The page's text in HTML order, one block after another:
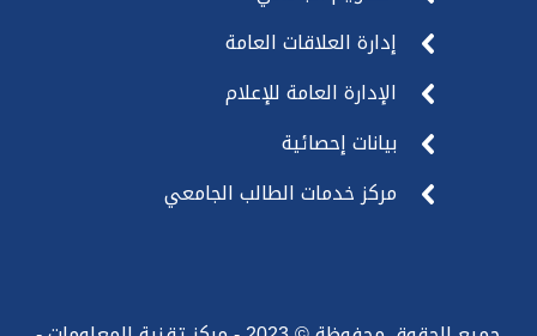
إدارة العلاقات العامة
الإدارة العامة للإعلام
بيانات إحصائية
مركز خدمات الطالب الجامعي